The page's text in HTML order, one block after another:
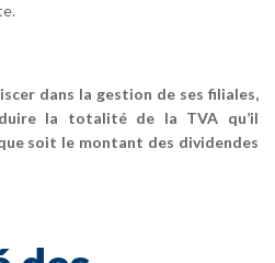
dans la gestion de ses filiales,
la totalité de la TVA qu’il
soit le montant des dividendes